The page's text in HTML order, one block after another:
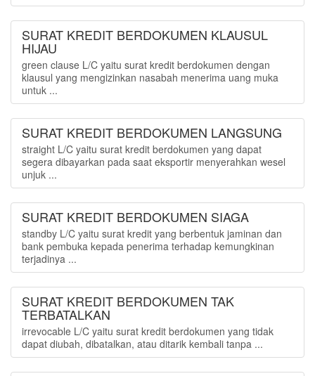
SURAT KREDIT BERDOKUMEN KLAUSUL
HIJAU
green clause L/C yaitu surat kredit berdokumen dengan
klausul yang mengizinkan nasabah menerima uang muka
untuk ...
SURAT KREDIT BERDOKUMEN LANGSUNG
straight L/C yaitu surat kredit berdokumen yang dapat
segera dibayarkan pada saat eksportir menyerahkan wesel
unjuk ...
SURAT KREDIT BERDOKUMEN SIAGA
standby L/C yaitu surat kredit yang berbentuk jaminan dan
bank pembuka kepada penerima terhadap kemungkinan
terjadinya ...
SURAT KREDIT BERDOKUMEN TAK
TERBATALKAN
irrevocable L/C yaitu surat kredit berdokumen yang tidak
dapat diubah, dibatalkan, atau ditarik kembali tanpa ...